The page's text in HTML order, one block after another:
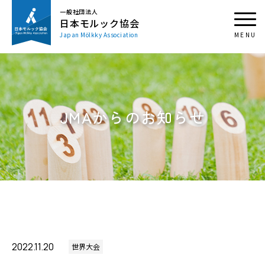
一般社団法人
日本モルック協会
Japan Mölkky Association
JMAからのお知らせ
2022.11.20 世界大会